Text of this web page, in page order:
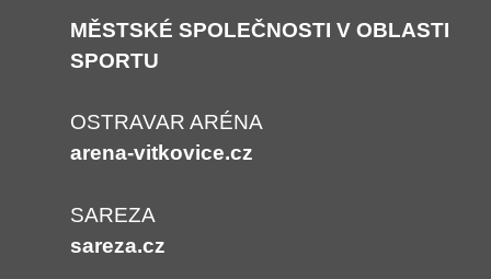
MĚSTSKÉ SPOLEČNOSTI V OBLASTI
SPORTU
OSTRAVAR ARÉNA
arena-vitkovice.cz
SAREZA
sareza.cz